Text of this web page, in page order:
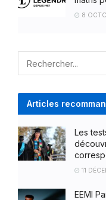
8
Articles
Les
11
EEMI